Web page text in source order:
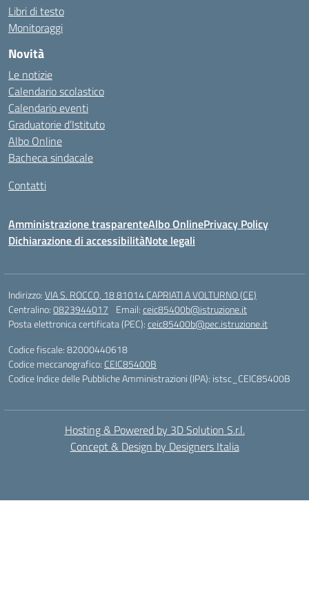
Libri di testo
Monitoraggi
Novità
Le notizie
Calendario scolastico
Calendario eventi
Graduatorie d’Istituto
Albo Online
Bacheca sindacale
Contatti
Amministrazione trasparenteAlbo OnlinePrivacy Policy
Dichiarazione di accessibilitàNote legali
Indirizzo:VIA S. ROCCO, 18 81014 CAPRIATI A VOLTURNO (CE)
Centralino:0823944017 Email:ceic85400b@istruzione.it
Posta elettronica certificata (PEC):ceic85400b@pec.istruzione.it
Codice fiscale: 82000440618
Codice meccanografico: CEIC85400B
Codice Indice delle Pubbliche Amministrazioni (IPA): istsc_CEIC85400B
Hosting & Powered by 3D Solution S.r.l.
Concept & Design by Designers Italia